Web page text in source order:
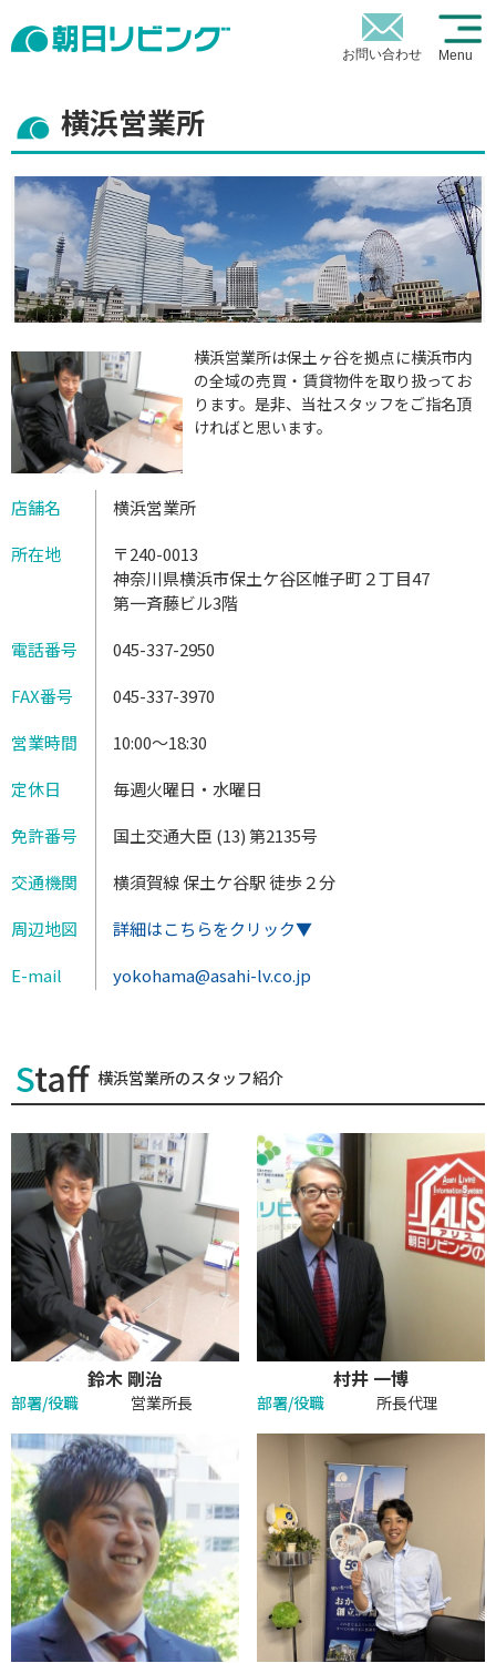
お問い合わせ Menu
横浜営業所
横浜営業所は保土ヶ谷を拠点に横浜市内
の全域の売買・賃貸物件を取り扱ってお
ります。是非、当社スタッフをご指名頂
ければと思います。
店舗名
横浜営業所
所在地
〒240-0013
神奈川県横浜市保土ケ谷区帷子町２丁目47
第一斉藤ビル3階
電話番号
045-337-2950
FAX番号
045-337-3970
営業時間
10:00～18:30
定休日
毎週火曜日・水曜日
免許番号
国土交通大臣 (13) 第2135号
交通機関
横須賀線 保土ケ谷駅 徒歩２分
周辺地図
詳細はこちらをクリック▼
E-mail
yokohama@asahi-lv.co.jp
Staff 横浜営業所のスタッフ紹介
鈴木 剛治
部署/役職 営業所長
村井 一博
部署/役職 所長代理